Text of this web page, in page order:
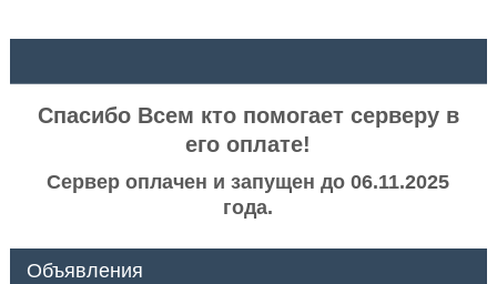
Спасибо Всем кто помогает серверу в
его оплате!
Сервер оплачен и запущен до 06.11.2025
года.
Объявления